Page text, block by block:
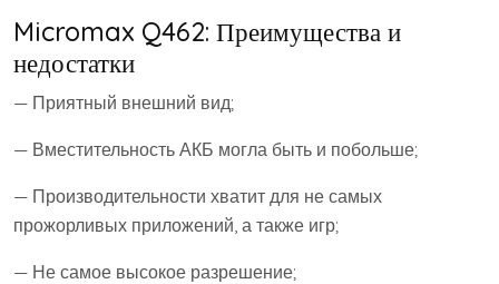
Micromax Q462: Преимущества и
недостатки
— Приятный внешний вид;
— Вместительность АКБ могла быть и побольше;
— Производительности хватит для не самых
прожорливых приложений, а также игр;
— Не самое высокое разрешение;